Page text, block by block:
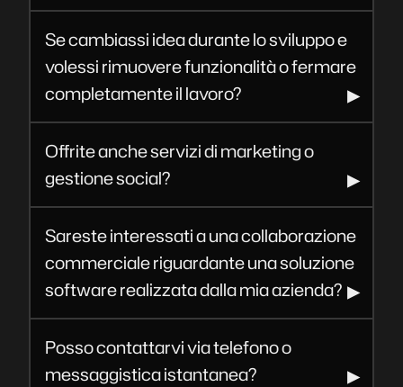
Se cambiassi idea durante lo sviluppo e
volessi rimuovere funzionalità o fermare
completamente il lavoro?
Offrite anche servizi di marketing o
gestione social?
Sareste interessati a una collaborazione
commerciale riguardante una soluzione
software realizzata dalla mia azienda?
Posso contattarvi via telefono o
messaggistica istantanea?